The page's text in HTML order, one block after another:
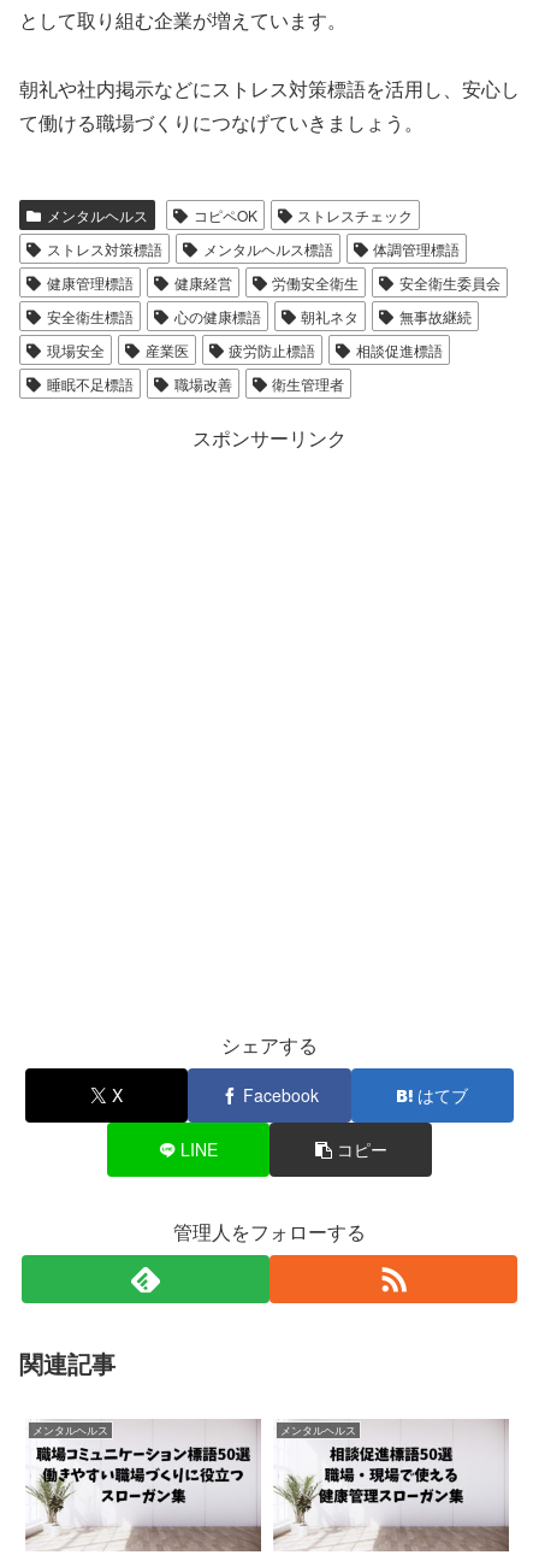
として取り組む企業が増えています。
朝礼や社内掲示などにストレス対策標語を活用し、安心し
て働ける職場づくりにつなげていきましょう。
メンタルヘルス コピペOK
ストレスチェック
ストレス対策標語
メンタルヘルス標語
体調管理標語
健康管理標語
健康経営 労働安全衛生
安全衛生委員会
安全衛生標語
心の健康標語 朝礼ネタ
無事故継続
現場安全
産業医 疲労防止標語
相談促進標語
睡眠不足標語
職場改善 衛生管理者
スポンサーリンク
シェアする
X Facebook はてブ
LINE コピー
管理人をフォローする
関連記事
メンタルヘルス メンタルヘルス